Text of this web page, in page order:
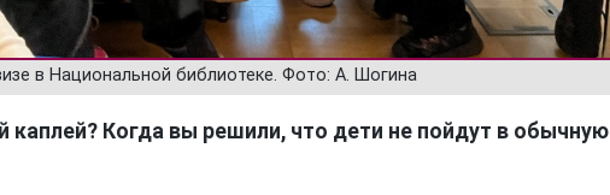
в Национальной библиотеке. Фото: А. Шогина
каплей? Когда вы решили, что дети не пойдут в обычную